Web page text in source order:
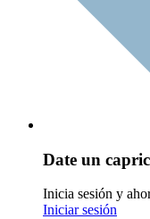
Date un
Inicia sesión y
Iniciar sesión